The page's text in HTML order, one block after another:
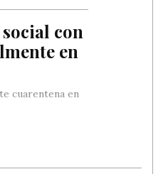
con
en
cuarentena en